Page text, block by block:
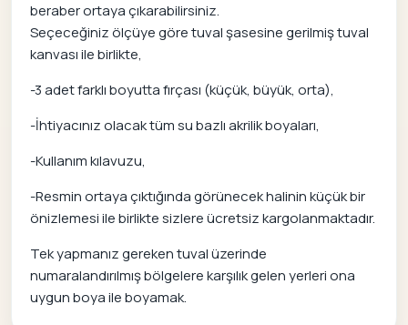
beraber ortaya çıkarabilirsiniz.
Seçeceğiniz ölçüye göre tuval şasesine gerilmiş tuval
kanvası ile birlikte,
-3 adet farklı boyutta fırçası (küçük, büyük, orta),
-İhtiyacınız olacak tüm su bazlı akrilik boyaları,
-Kullanım kılavuzu,
-Resmin ortaya çıktığında görünecek halinin küçük bir
önizlemesi ile birlikte sizlere ücretsiz kargolanmaktadır.
Tek yapmanız gereken tuval üzerinde
numaralandırılmış bölgelere karşılık gelen yerleri ona
uygun boya ile boyamak.